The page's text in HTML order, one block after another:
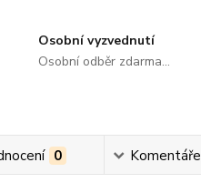
Osobní vyzvednutí
Osobní odběr zdarma...
0 Komentáře